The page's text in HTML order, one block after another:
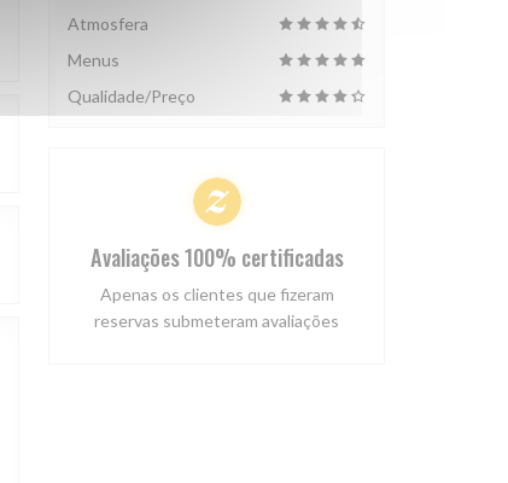
Atmosfera
Menus
Qualidade/Preço
Avaliações 100% certificadas
Apenas os clientes que fizeram
reservas submeteram avaliações